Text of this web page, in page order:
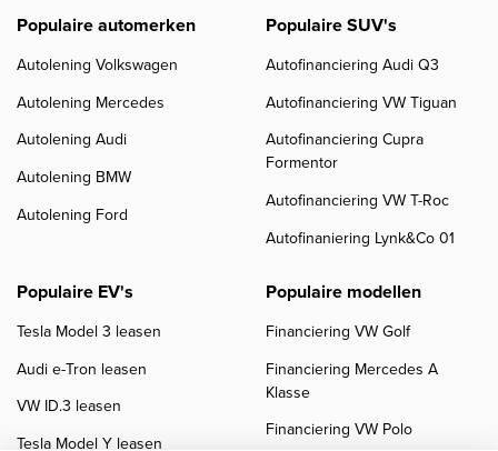
Populaire automerken
Autolening Volkswagen
Autolening Mercedes
Autolening Audi
Autolening BMW
Autolening Ford
Populaire SUV's
Autofinanciering Audi Q3
Autofinanciering VW Tiguan
Autofinanciering Cupra
Formentor
Autofinanciering VW T-Roc
Autofinaniering Lynk&Co 01
Populaire EV's
Tesla Model 3 leasen
Audi e-Tron leasen
VW ID.3 leasen
Tesla Model Y leasen
Populaire modellen
Financiering VW Golf
Financiering Mercedes A
Klasse
Financiering VW Polo